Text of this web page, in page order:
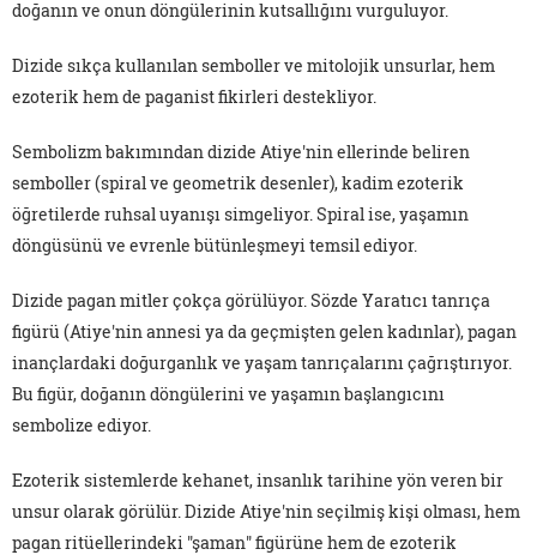
doğanın ve onun döngülerinin kutsallığını vurguluyor.
Dizide sıkça kullanılan semboller ve mitolojik unsurlar, hem
ezoterik hem de paganist fikirleri destekliyor.
Sembolizm bakımından dizide Atiye'nin ellerinde beliren
semboller (spiral ve geometrik desenler), kadim ezoterik
öğretilerde ruhsal uyanışı simgeliyor. Spiral ise, yaşamın
döngüsünü ve evrenle bütünleşmeyi temsil ediyor.
Dizide pagan mitler çokça görülüyor. Sözde Yaratıcı tanrıça
figürü (Atiye'nin annesi ya da geçmişten gelen kadınlar), pagan
inançlardaki doğurganlık ve yaşam tanrıçalarını çağrıştırıyor.
Bu figür, doğanın döngülerini ve yaşamın başlangıcını
sembolize ediyor.
Ezoterik sistemlerde kehanet, insanlık tarihine yön veren bir
unsur olarak görülür. Dizide Atiye'nin seçilmiş kişi olması, hem
pagan ritüellerindeki "şaman" figürüne hem de ezoterik